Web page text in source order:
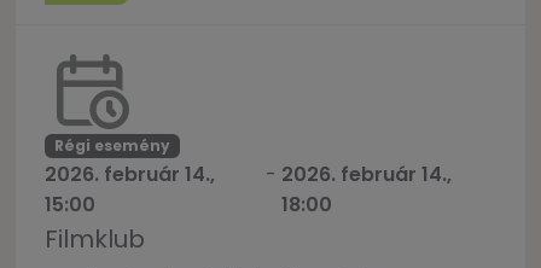
Régi esemény
2026. február 14.,
15:00
- 2026. február 14.,
18:00
Filmklub